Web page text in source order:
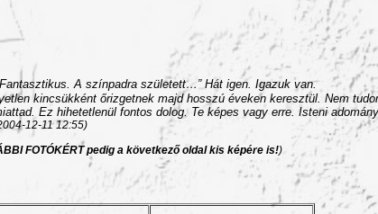
A színpadra született…” Hát igen. Igazuk van.
kincsükként őrizgetnek majd hosszú éveken keresztül. Nem
Ez hihetetlenül fontos dolog. Te képes vagy erre. Isteni
12-11 12:55)
FOTÓKÉRTpedig a következő oldal kis képére is!)